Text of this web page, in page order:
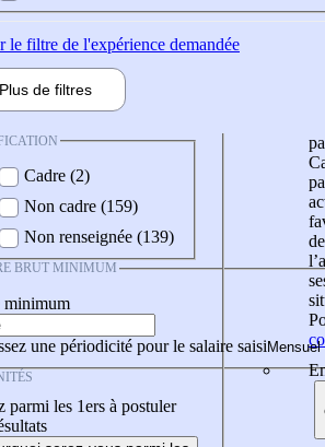
le filtre de l'expérience demandée
Plus de filtres
Cadre (2)
Non cadre (159)
Non renseignée (139)
BRUT MINIMUM
minimum
une périodicité pour le salaire saisi
parmi les 1ers à postuler